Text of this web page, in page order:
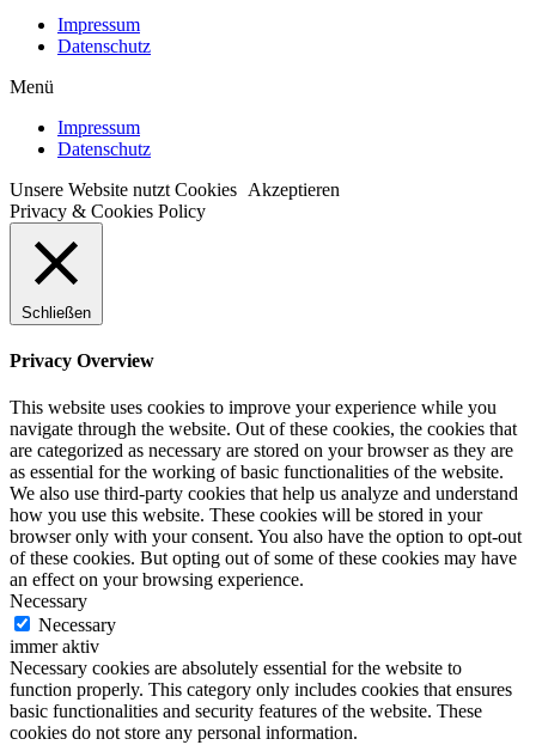
Impressum
Datenschutz
Menü
Impressum
Datenschutz
Unsere Website nutzt Cookies Akzeptieren
Privacy & Cookies Policy
Schließen
Privacy Overview
This website uses cookies to improve your experience while you
navigate through the website. Out of these cookies, the cookies that
are categorized as necessary are stored on your browser as they are
as essential for the working of basic functionalities of the website.
We also use third-party cookies that help us analyze and understand
how you use this website. These cookies will be stored in your
browser only with your consent. You also have the option to opt-out
of these cookies. But opting out of some of these cookies may have
an effect on your browsing experience.
Necessary
Necessary
immer aktiv
Necessary cookies are absolutely essential for the website to
function properly. This category only includes cookies that ensures
basic functionalities and security features of the website. These
cookies do not store any personal information.